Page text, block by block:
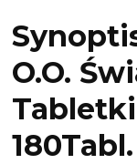
O.O.
180Tabl.